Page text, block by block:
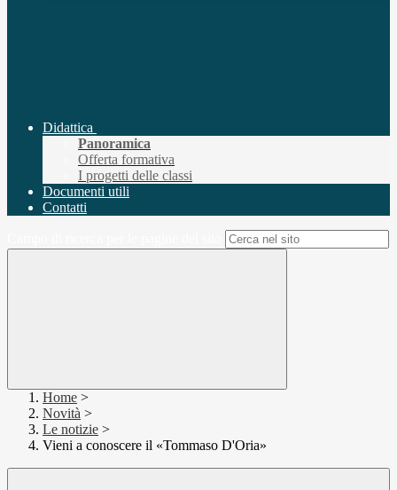
Didattica
Panoramica
Offerta formativa
I progetti delle classi
Documenti utili
Contatti
Home >
Novità >
Le notizie >
Vieni a conoscere il «Tommaso D'Oria»